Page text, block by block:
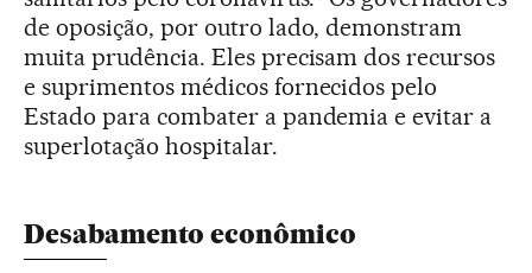
de oposição, por outro lado, demonstram
muita prudência. Eles precisam dos recursos
e suprimentos médicos fornecidos pelo
Estado para combater a pandemia e evitar a
superlotação hospitalar.
Desabamento econômico